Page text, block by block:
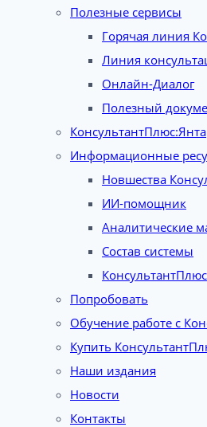
Полезные сервисы
Горячая линия
Линия
Онлайн-Диалог
Полезный
Информационные
Новшества
ИИ-помощник
Аналитические
Состав системы
Попробовать
Обучение работе с
Купить
Наши издания
Новости
Контакты